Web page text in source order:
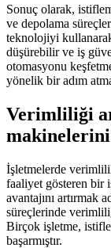
Sonuç olarak,
ve depolama
teknolojiyi
düşürebilir ve iş
otomasyonu
yönelik bir adım
Verimliliği
İşletmelerde
faaliyet gösteren bir
avantajını artırmak
süreçlerinde
Birçok işletme,
başarmıştır.